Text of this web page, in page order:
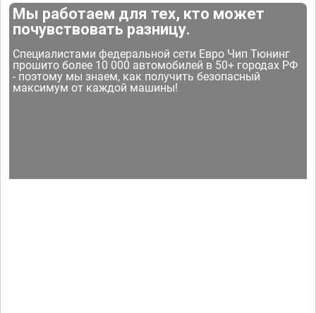
Мы работаем для тех, кто может
почувствовать разницу.
Специалистами федеральной сети Евро Чип Тюнинг
прошито более 10 000 автомобилей в 50+ городах РФ
- поэтому мы знаем, как получить безопасный
максимум от каждой машины!